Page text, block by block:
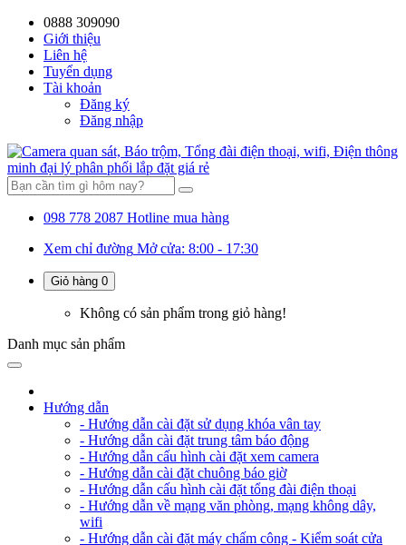
0888 309090
Giới thiệu
Liên hệ
Tuyển dụng
Tài khoản
Đăng ký
Đăng nhập
098 778 2087 Hotline mua hàng
Xem chỉ đường Mở cửa: 8:00 - 17:30
Giỏ hàng 0
Không có sản phẩm trong giỏ hàng!
Danh mục sản phẩm
Hướng dẫn
- Hướng dẫn cài đặt sử dụng khóa vân tay
- Hướng dẫn cài đặt trung tâm báo động
- Hướng dẫn cấu hình cài đặt xem camera
- Hướng dẫn cài đặt chuông báo giờ
- Hướng dẫn cấu hình cài đặt tổng đài điện thoại
- Hướng dẫn về mạng văn phòng, mạng không dây,
wifi
- Hướng dẫn cài đặt máy chấm công - Kiểm soát cửa